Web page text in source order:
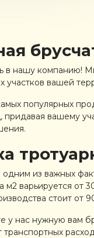
в нашу компанию!
участков вашей
популярных
придавая вашему
из важных
м2 варьируется от
стоит от
у нас нужную вам
транспортных